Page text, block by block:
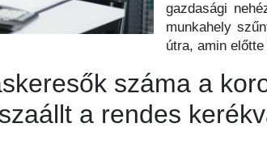
gazdasági
munkahely
útra, amin
száma a
a rendes